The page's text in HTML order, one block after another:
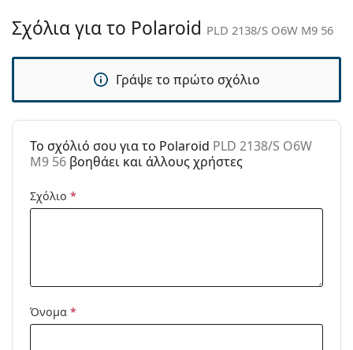
Πανί
καθαρισμού:
Ναι
Τύπος:
Unisex
Μάρκα:
Polaroid
PLD 2138/S O6W M9 56
Σχόλια για το Polaroid PLD 2138/S O6W M9 56
Γράψε το πρώτο σχόλιο
To σχόλιό σου για το Polaroid PLD 2138/S O6W
M9 56 βοηθάει και άλλους χρήστες
Σχόλιο *
Όνομα *